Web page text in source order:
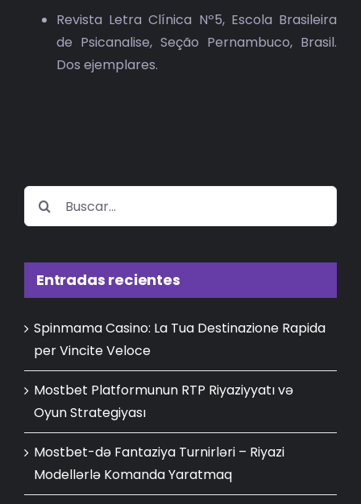
Revista Letra Clínica Nº5, Escola Brasileira
de Psicanalise, Seção Pernambuco, Brasil.
Dos ejemplares.
Buscar:
Entradas recientes
Spinmama Casino: La Tua Destinazione Rapida
per Vincite Veloce
Mostbet Platformunun RTP Riyaziyyatı və
Oyun Strategiyası
Mostbet-də Fantaziya Turnirləri – Riyazi
Modellərlə Komanda Yaratmaq